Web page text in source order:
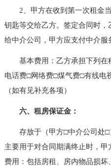
2、甲方在收到第一次租金当
钥匙等交给乙方。签定合同时
给中介公司，甲方应支付中介服
基本费用：乙方承担下列在
电话费□网络费□煤气费□有线电
（如有见补充各项）
六、租房保证金：
存放于（甲方□中介公司处□
主要用于对合同期满终止时，
费用：包括房租、房内物品损